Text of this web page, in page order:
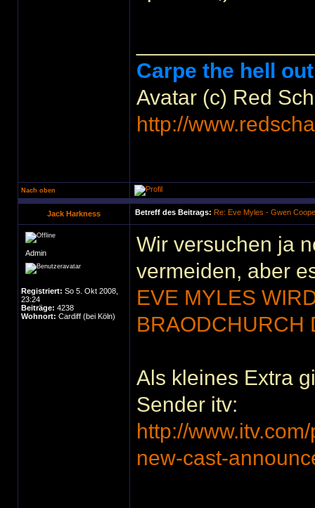
Carpe the hell
Avatar (c) Red
http://
Nach oben
Jack Harkness Betreff des Beitrags: Re: Eve Myles - Gwen
Admin
Registriert: So 5. Okt 2008,
23:24
Beiträge: 4238
Wohnort: Cardiff (bei Köln)
Wir versuchen ja
vermeiden, aber
EVE MYLES
BRAODCHURCH
Als kleines Extra
Sender itv:
http://
new-cast-